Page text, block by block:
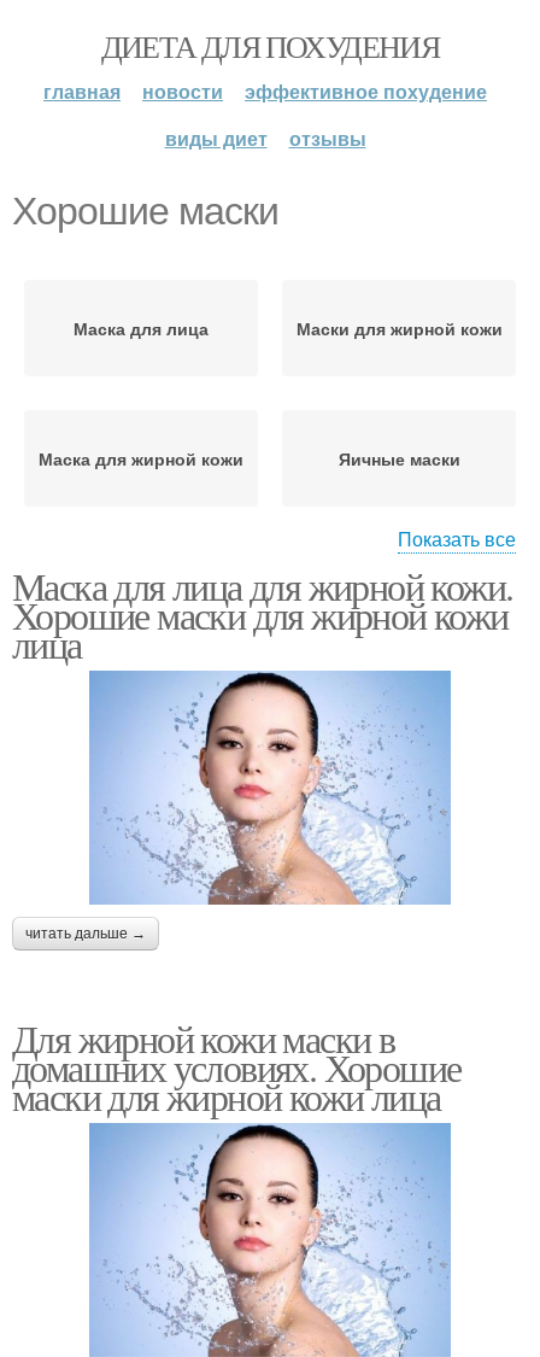
ДИЕТА ДЛЯ ПОХУДЕНИЯ
главная новости
эффективное похудение
виды диет
отзывы
Хорошие маски
Маска для лица Маски для жирной кожи
Маска для жирной кожи Яичные маски
Маски для лица Тканевые маски
Супер маски Маски для жирной и
Маски в домашних
условиях
Домашние маски
Маски для проблемного
и
Маска от прыщей
Маски против жирной
кожи
Маски от прыщей
Показать все
Маска для лица для жирной кожи.
Хорошие маски для жирной кожи
лица
читать дальше →
Для жирной кожи маски в
домашних условиях. Хорошие
маски для жирной кожи лица